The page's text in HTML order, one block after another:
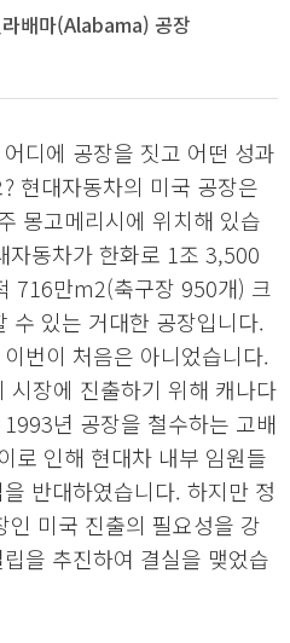
배마(Alabama) 공장
디에 공장을 짓고 어떤 성과
현대자동차의 미국 공장은
몽고메리시에 위치해 있습
자동차가 한화로 1조 3,500
716만m2(축구장 950개) 크
수 있는 거대한 공장입니다.
번이 처음은 아니었습니다.
시장에 진출하기 위해 캐나다
년 공장을 철수하는 고배
로 인해 현대차 내부 임원들
반대하였습니다. 하지만 정
미국 진출의 필요성을 강
을 추진하여 결실을 맺었습